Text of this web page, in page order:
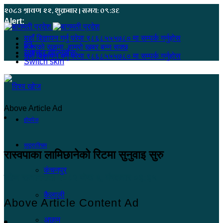
२०८३ श्रावण २२, शुक्रबार | समय: ०९:३६
Alert:
यहाँ बिज्ञापन गर्नु परेमा ९८६८५५५७८० मा सम्पर्क गर्नुहोस
हजुरको सूचना, हाम्रो खबर बन्न सक्छ
यहाँ बिज्ञापन गर्नु परेमा ९८६८५५५७८० मा सम्पर्क गर्नुहोस
मेनू
समाचार खोज्नुहोस्
Switch skin
होमपेज
सुदूरपश्चिम
कंचनपुर
कैलाली
अछाम
Above Article Ad
रास्वपाका लामिछानेको रिटमा सुनुवाइ सुरु
२०८२ जेष्ठ ६, मंगलवार ०३:३५
Above Article Content Ad